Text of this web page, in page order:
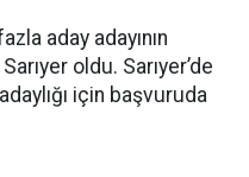
aday adayının
oldu. Sarıyer’de
için başvuruda